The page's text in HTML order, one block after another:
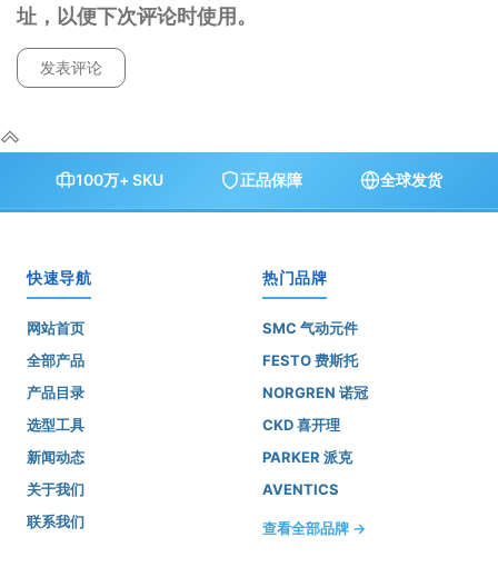
址，以便下次评论时使用。
100万+ SKU 正品保障 全球发货
快速导航
网站首页
全部产品
产品目录
选型工具
新闻动态
关于我们
联系我们
热门品牌
SMC 气动元件
FESTO 费斯托
NORGREN 诺冠
CKD 喜开理
PARKER 派克
AVENTICS
查看全部品牌 →